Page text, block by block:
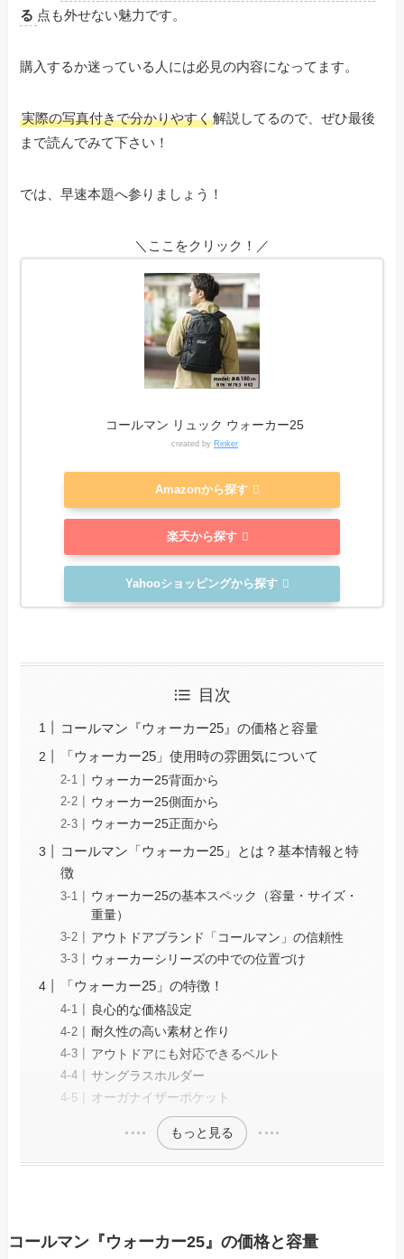
る 点も外せない魅力です。
購入するか迷っている人には必見の内容になってます。
実際の写真付きで分かりやすく解説してるので、ぜひ最後
まで読んでみて下さい！
では、早速本題へ参りましょう！
＼ここをクリック！／
コールマン リュック ウォーカー25
created by Rinker
Amazonから探す
楽天から探す
Yahooショッピングから探す
目次
コールマン『ウォーカー25』の価格と容量
「ウォーカー25」使用時の雰囲気について
ウォーカー25背面から
ウォーカー25側面から
ウォーカー25正面から
コールマン「ウォーカー25」とは？基本情報と特
徴
ウォーカー25の基本スペック（容量・サイズ・
重量）
アウトドアブランド「コールマン」の信頼性
ウォーカーシリーズの中での位置づけ
「ウォーカー25」の特徴！
良心的な価格設定
耐久性の高い素材と作り
アウトドアにも対応できるベルト
サングラスホルダー
オーガナイザーポケット
もっと見る
コールマン『ウォーカー25』の価格と容量